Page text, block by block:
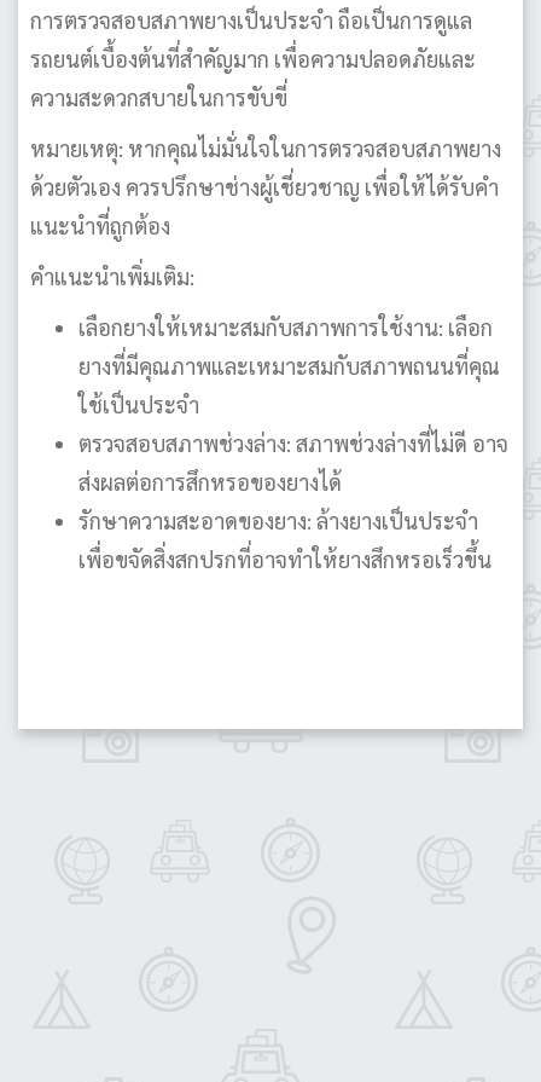
การตรวจสอบสภาพยางเป็นประจำ ถือเป็นการดูแล
รถยนต์เบื้องต้นที่สำคัญมาก เพื่อความปลอดภัยและ
ความสะดวกสบายในการขับขี่
หมายเหตุ: หากคุณไม่มั่นใจในการตรวจสอบสภาพยาง
ด้วยตัวเอง ควรปรึกษาช่างผู้เชี่ยวชาญ เพื่อให้ได้รับคำ
แนะนำที่ถูกต้อง
คำแนะนำเพิ่มเติม:
เลือกยางให้เหมาะสมกับสภาพการใช้งาน: เลือก
ยางที่มีคุณภาพและเหมาะสมกับสภาพถนนที่คุณ
ใช้เป็นประจำ
ตรวจสอบสภาพช่วงล่าง: สภาพช่วงล่างที่ไม่ดี อาจ
ส่งผลต่อการสึกหรอของยางได้
รักษาความสะอาดของยาง: ล้างยางเป็นประจำ
เพื่อขจัดสิ่งสกปรกที่อาจทำให้ยางสึกหรอเร็วขึ้น